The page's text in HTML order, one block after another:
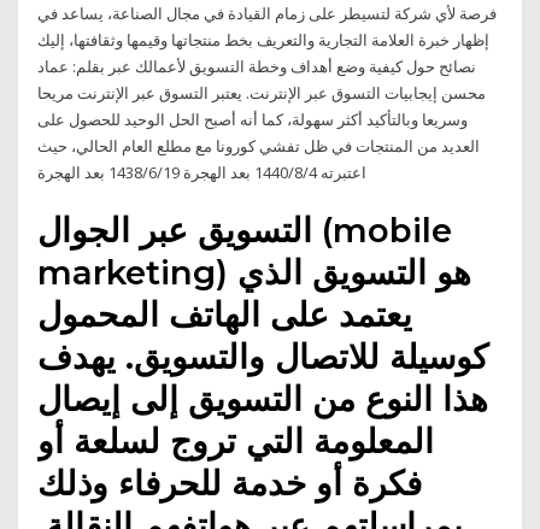
فرصة لأي شركة لتسيطر على زمام القيادة في مجال الصناعة، يساعد في
إظهار خبرة العلامة التجارية والتعريف بخط منتجاتها وقيمها وثقافتها، إليك
نصائح حول كيفية وضع أهداف وخطة التسويق لأعمالك عبر بقلم: عماد
محسن إيجابيات التسوق عبر الإنترنت. يعتبر التسوق عبر الإنترنت مريحا
وسريعا وبالتأكيد أكثر سهولة، كما أنه أصبح الحل الوحيد للحصول على
العديد من المنتجات في ظل تفشي كورونا مع مطلع العام الحالي، حيث
اعتبرته 4‏‏/8‏‏/1440 بعد الهجرة 19‏‏/6‏‏/1438 بعد الهجرة
التسويق عبر الجوال (mobile
marketing) هو التسويق الذي
يعتمد على الهاتف المحمول
كوسيلة للاتصال والتسويق. يهدف
هذا النوع من التسويق إلى إيصال
المعلومة التي تروج لسلعة أو
فكرة أو خدمة للحرفاء وذلك